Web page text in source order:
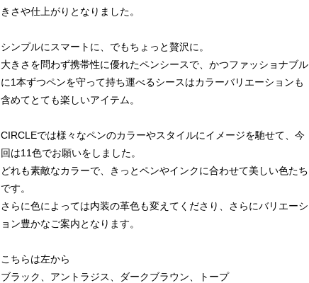
きさや仕上がりとなりました。
シンプルにスマートに、でもちょっと贅沢に。
大きさを問わず携帯性に優れたペンシースで、かつファッショナブル
に1本ずつペンを守って持ち運べるシースはカラーバリエーションも
含めてとても楽しいアイテム。
CIRCLEでは様々なペンのカラーやスタイルにイメージを馳せて、今
回は11色でお願いをしました。
どれも素敵なカラーで、きっとペンやインクに合わせて美しい色たち
です。
さらに色によっては内装の革色も変えてくださり、さらにバリエーシ
ョン豊かなご案内となります。
こちらは左から
ブラック、アントラジス、ダークブラウン、トープ